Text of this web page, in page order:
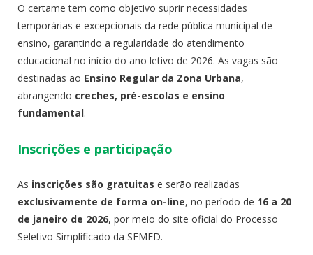
O certame tem como objetivo suprir necessidades
temporárias e excepcionais da rede pública municipal de
ensino, garantindo a regularidade do atendimento
educacional no início do ano letivo de 2026. As vagas são
destinadas ao Ensino Regular da Zona Urbana,
abrangendo creches, pré-escolas e ensino
fundamental.
Inscrições e participação
As inscrições são gratuitas e serão realizadas
exclusivamente de forma on-line, no período de 16 a 20
de janeiro de 2026, por meio do site oficial do Processo
Seletivo Simplificado da SEMED.